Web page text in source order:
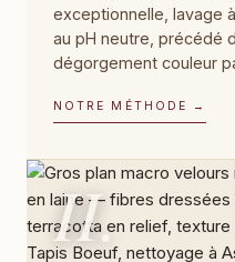
exceptionnelle, lavage
au pH neutre, précédé
dégorgement couleur
NOTRE MÉTHODE →
II.